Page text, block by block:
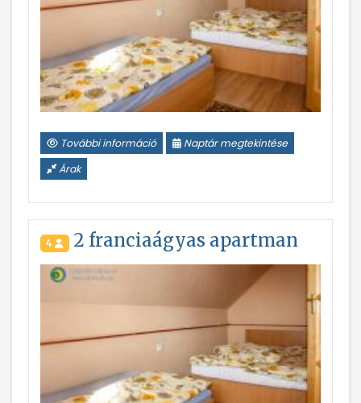
További információ
Naptár megtekintése
Árak
4 2 franciaágyas apartman